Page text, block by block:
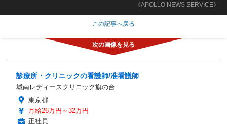
《APOLLO NEWS SERVICE》
この記事へ戻る
診療所・クリニックの看護師/准看護師
城南レディースクリニック旗の台
東京都
月給26万円～32万円
正社員